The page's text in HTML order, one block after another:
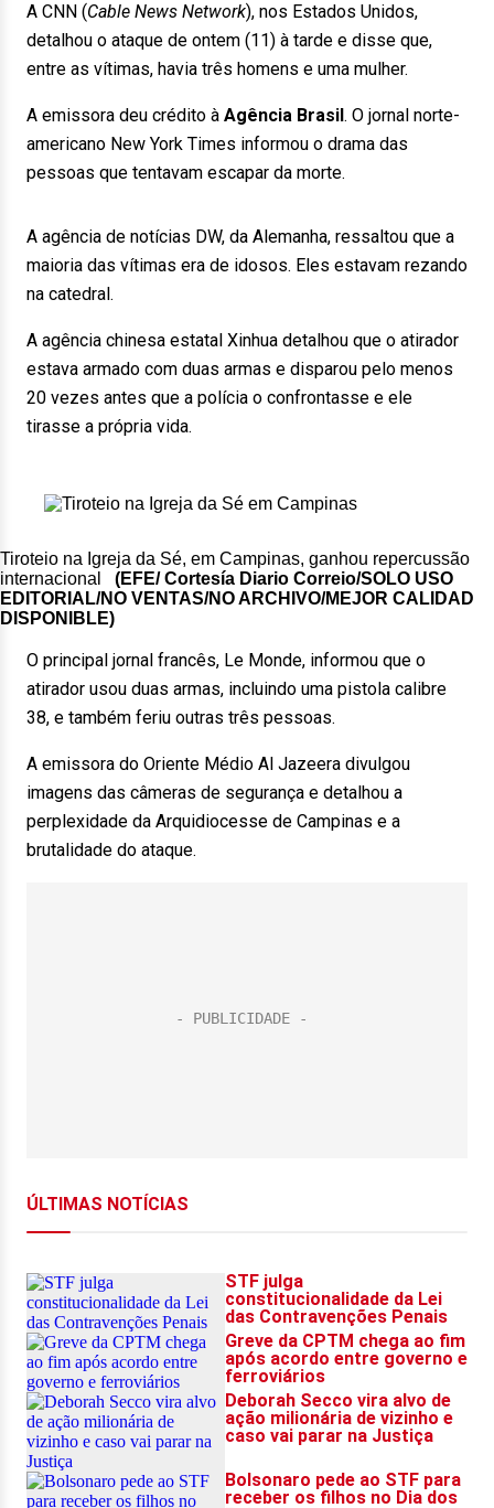
A CNN (Cable News Network), nos Estados Unidos,
detalhou o ataque de ontem (11) à tarde e disse que,
entre as vítimas, havia três homens e uma mulher.
A emissora deu crédito à Agência Brasil. O jornal norte-
americano New York Times informou o drama das
pessoas que tentavam escapar da morte.
A agência de notícias DW, da Alemanha, ressaltou que a
maioria das vítimas era de idosos. Eles estavam rezando
na catedral.
A agência chinesa estatal Xinhua detalhou que o atirador
estava armado com duas armas e disparou pelo menos
20 vezes antes que a polícia o confrontasse e ele
tirasse a própria vida.
Tiroteio na Igreja da Sé, em Campinas, ganhou repercussão
internacional (EFE/ Cortesía Diario Correio/SOLO USO
EDITORIAL/NO VENTAS/NO ARCHIVO/MEJOR CALIDAD
DISPONIBLE)
O principal jornal francês, Le Monde, informou que o
atirador usou duas armas, incluindo uma pistola calibre
38, e também feriu outras três pessoas.
A emissora do Oriente Médio Al Jazeera divulgou
imagens das câmeras de segurança e detalhou a
perplexidade da Arquidiocesse de Campinas e a
brutalidade do ataque.